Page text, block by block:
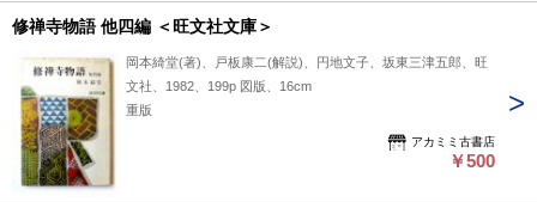
修禅寺物語 他四編 ＜旺文社文庫＞
岡本綺堂(著)、戸板康二(解説)、円地文子、坂東三津五郎、旺
文社、1982、199p 図版、16cm
重版
アカミミ古書店
￥500